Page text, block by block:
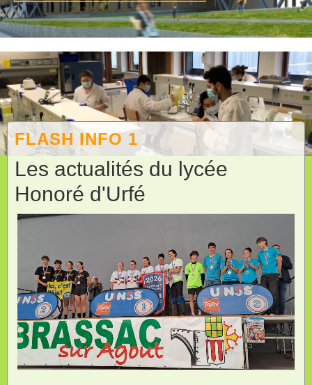
FLASH INFO 1
Les actualités du lycée
Honoré d'Urfé